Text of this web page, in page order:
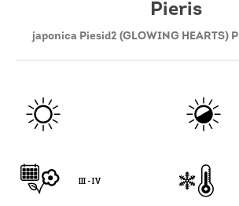
Pieris
japonica Piesid2 (GLOWING HEARTS)
III - IV